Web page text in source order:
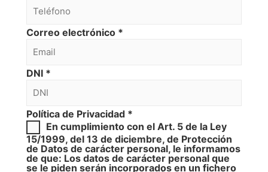
Correo electrónico *
DNI *
Política de Privacidad *
En cumplimiento con el Art. 5 de la Ley
15/1999, del 13 de diciembre, de Protección
de Datos de carácter personal, le informamos
de que: Los datos de carácter personal que
se le piden serán incorporados en un fichero